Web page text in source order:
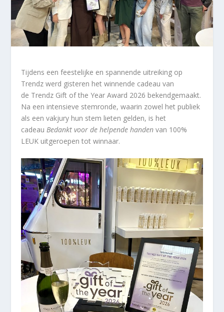
Tijdens een feestelijke en spannende uitreiking op
Trendz werd gisteren het winnende cadeau van
de Trendz Gift of the Year Award 2026 bekendgemaakt.
Na een intensieve stemronde, waarin zowel het publiek
als een vakjury hun stem lieten gelden, is het
cadeauBedankt voor de helpende handen van 100%
LEUK uitgeroepen tot winnaar.